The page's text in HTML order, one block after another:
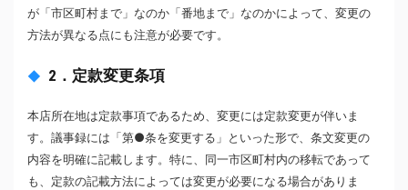
が「市区町村まで」なのか「番地まで」なのかによって、変更の
方法が異なる点にも注意が必要です。
2．定款変更条項
本店所在地は定款事項であるため、変更には定款変更が伴いま
す。議事録には「第●条を変更する」といった形で、条文変更の
内容を明確に記載します。特に、同一市区町村内の移転であって
も、定款の記載方法によっては変更が必要になる場合がありま